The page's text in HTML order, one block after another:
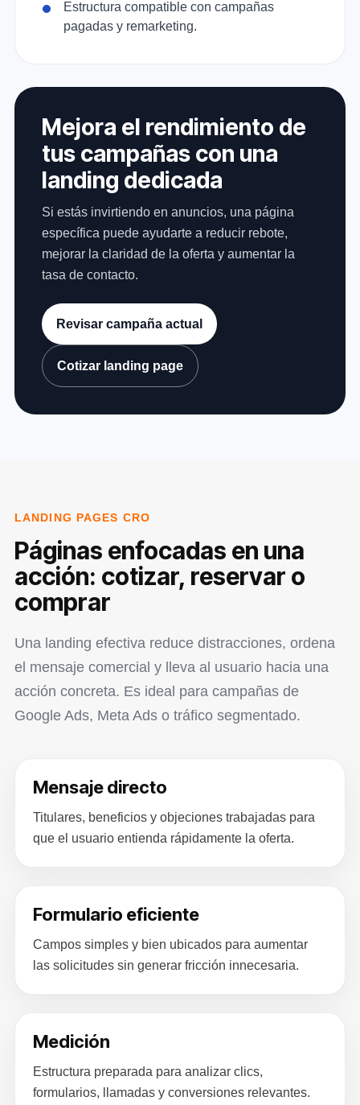
Estructura compatible con campañas
pagadas y remarketing.
Mejora el rendimiento de
tus campañas con una
landing dedicada
Si estás invirtiendo en anuncios, una página
específica puede ayudarte a reducir rebote,
mejorar la claridad de la oferta y aumentar la
tasa de contacto.
Revisar campaña actual
Cotizar landing page
LANDING PAGES CRO
Páginas enfocadas en una
acción: cotizar, reservar o
comprar
Una landing efectiva reduce distracciones, ordena
el mensaje comercial y lleva al usuario hacia una
acción concreta. Es ideal para campañas de
Google Ads, Meta Ads o tráfico segmentado.
Mensaje directo
Titulares, beneficios y objeciones trabajadas para
que el usuario entienda rápidamente la oferta.
Formulario eficiente
Campos simples y bien ubicados para aumentar
las solicitudes sin generar fricción innecesaria.
Medición
Estructura preparada para analizar clics,
formularios, llamadas y conversiones relevantes.